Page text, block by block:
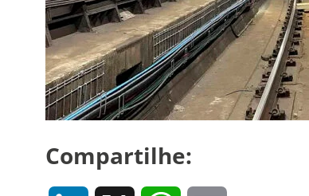
Compartilhe: